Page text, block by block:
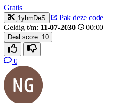
Gratis
j1yhmDeS
Pak deze code
Geldig t/m: 11-07-2030 00:00
Deal score: 10
0